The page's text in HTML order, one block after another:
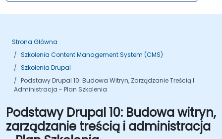
Strona Główna
Szkolenia Content Management System (CMS)
Szkolenia Drupal
Podstawy Drupal 10: Budowa Witryn, Zarządzanie Treścią I
Administracja - Plan Szkolenia
Podstawy Drupal 10: Budowa witryn,
zarządzanie treścią i administracja